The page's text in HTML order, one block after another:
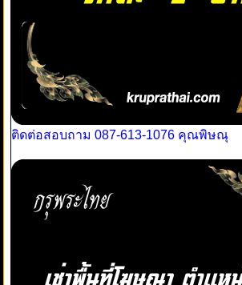
ติดต่อสอบถาม 087-613-1076 คุณพิษณุ